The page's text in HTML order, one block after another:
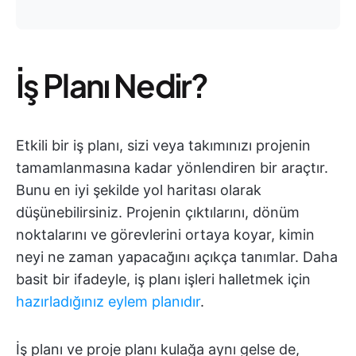
İş Planı Nedir?
Etkili bir iş planı, sizi veya takımınızı projenin
tamamlanmasına kadar yönlendiren bir araçtır.
Bunu en iyi şekilde yol haritası olarak
düşünebilirsiniz. Projenin çıktılarını, dönüm
noktalarını ve görevlerini ortaya koyar, kimin
neyi ne zaman yapacağını açıkça tanımlar. Daha
basit bir ifadeyle, iş planı işleri halletmek için
hazırladığınız eylem planıdır.
İş planı ve proje planı kulağa aynı gelse de,